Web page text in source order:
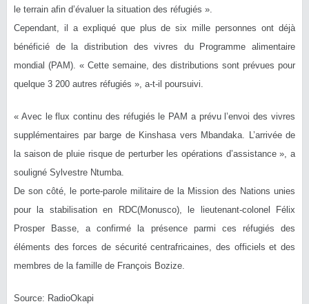
le terrain afin d’évaluer la situation des réfugiés ».
Cependant, il a expliqué que plus de six mille personnes ont déjà
bénéficié de la distribution des vivres du Programme alimentaire
mondial (PAM). « Cette semaine, des distributions sont prévues pour
quelque 3 200 autres réfugiés », a-t-il poursuivi.
« Avec le flux continu des réfugiés le PAM a prévu l’envoi des vivres
supplémentaires par barge de Kinshasa vers Mbandaka. L’arrivée de
la saison de pluie risque de perturber les opérations d’assistance », a
souligné Sylvestre Ntumba.
De son côté, le porte-parole militaire de la Mission des Nations unies
pour la stabilisation en RDC(Monusco), le lieutenant-colonel Félix
Prosper Basse, a confirmé la présence parmi ces réfugiés des
éléments des forces de sécurité centrafricaines, des officiels et des
membres de la famille de François Bozize.
Source: RadioOkapi